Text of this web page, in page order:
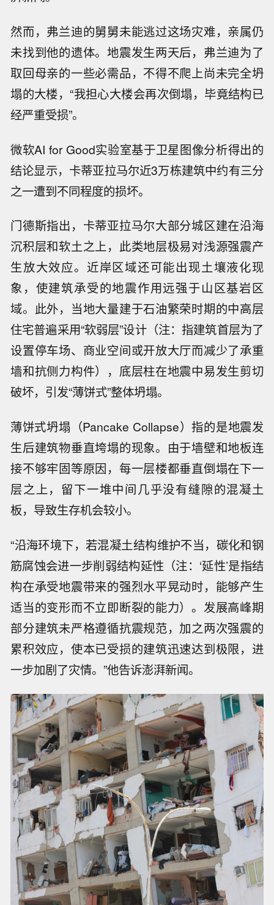
然而，弗兰迪的舅舅未能逃过这场灾难，亲属仍
未找到他的遗体。地震发生两天后，弗兰迪为了
取回母亲的一些必需品，不得不爬上尚未完全坍
塌的大楼，“我担心大楼会再次倒塌，毕竟结构已
经严重受损”。
微软AI for Good实验室基于卫星图像分析得出的
结论显示，卡蒂亚拉马尔近3万栋建筑中约有三分
之一遭到不同程度的损坏。
门德斯指出，卡蒂亚拉马尔大部分城区建在沿海
沉积层和软土之上，此类地层极易对浅源强震产
生放大效应。近岸区域还可能出现土壤液化现
象，使建筑承受的地震作用远强于山区基岩区
域。此外，当地大量建于石油繁荣时期的中高层
住宅普遍采用“软弱层”设计（注：指建筑首层为了
设置停车场、商业空间或开放大厅而减少了承重
墙和抗侧力构件），底层柱在地震中易发生剪切
破坏，引发“薄饼式”整体坍塌。
薄饼式坍塌（Pancake Collapse）指的是地震发
生后建筑物垂直垮塌的现象。由于墙壁和地板连
接不够牢固等原因，每一层楼都垂直倒塌在下一
层之上，留下一堆中间几乎没有缝隙的混凝土
板，导致生存机会较小。
“沿海环境下，若混凝土结构维护不当，碳化和钢
筋腐蚀会进一步削弱结构延性（注：‘延性’是指结
构在承受地震带来的强烈水平晃动时，能够产生
适当的变形而不立即断裂的能力）。发展高峰期
部分建筑未严格遵循抗震规范，加之两次强震的
累积效应，使本已受损的建筑迅速达到极限，进
一步加剧了灾情。”他告诉澎湃新闻。